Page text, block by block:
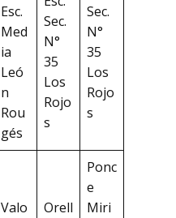
Esc.
Med
ia
Leó
n
Rou
gés
Sec.
N°
35
Los
Rojo
s
Sec.
N°
35
Los
Rojo
s
Valo
Orell
Ponc
e
Miri